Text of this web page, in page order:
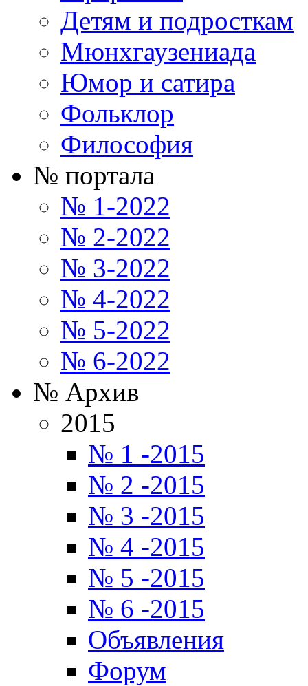
Детям и подросткам
Мюнхгаузениада
Юмор и сатира
Фольклор
Философия
№ портала
№ 1-2022
№ 2-2022
№ 3-2022
№ 4-2022
№ 5-2022
№ 6-2022
№ Архив
2015
№ 1 -2015
№ 2 -2015
№ 3 -2015
№ 4 -2015
№ 5 -2015
№ 6 -2015
Объявления
Форум